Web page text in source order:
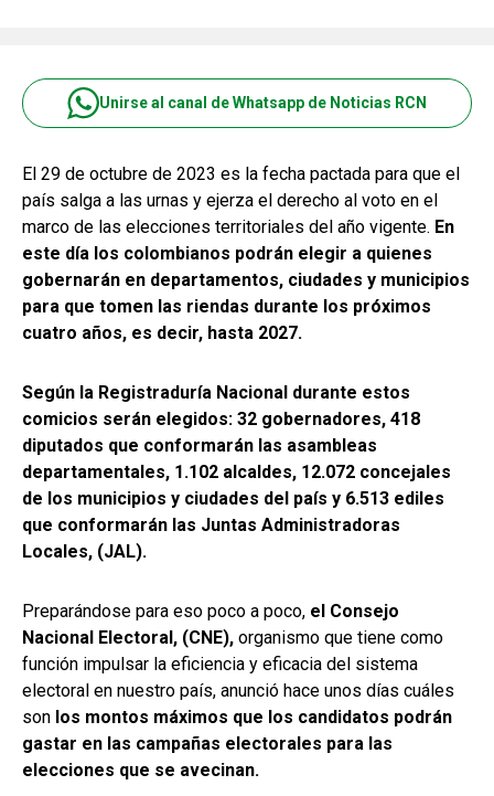
Unirse al canal de Whatsapp de Noticias RCN
El 29 de octubre de 2023 es la fecha pactada para que el
país salga a las urnas y ejerza el derecho al voto en el
marco de las elecciones territoriales del año vigente. En
este día los colombianos podrán elegir a quienes
gobernarán en departamentos, ciudades y municipios
para que tomen las riendas durante los próximos
cuatro años, es decir, hasta 2027.
Según la Registraduría Nacional durante estos
comicios serán elegidos: 32 gobernadores, 418
diputados que conformarán las asambleas
departamentales, 1.102 alcaldes, 12.072 concejales
de los municipios y ciudades del país y 6.513 ediles
que conformarán las Juntas Administradoras
Locales, (JAL).
Preparándose para eso poco a poco, el Consejo
Nacional Electoral, (CNE), organismo que tiene como
función impulsar la eficiencia y eficacia del sistema
electoral en nuestro país, anunció hace unos días cuáles
son los montos máximos que los candidatos podrán
gastar en las campañas electorales para las
elecciones que se avecinan.